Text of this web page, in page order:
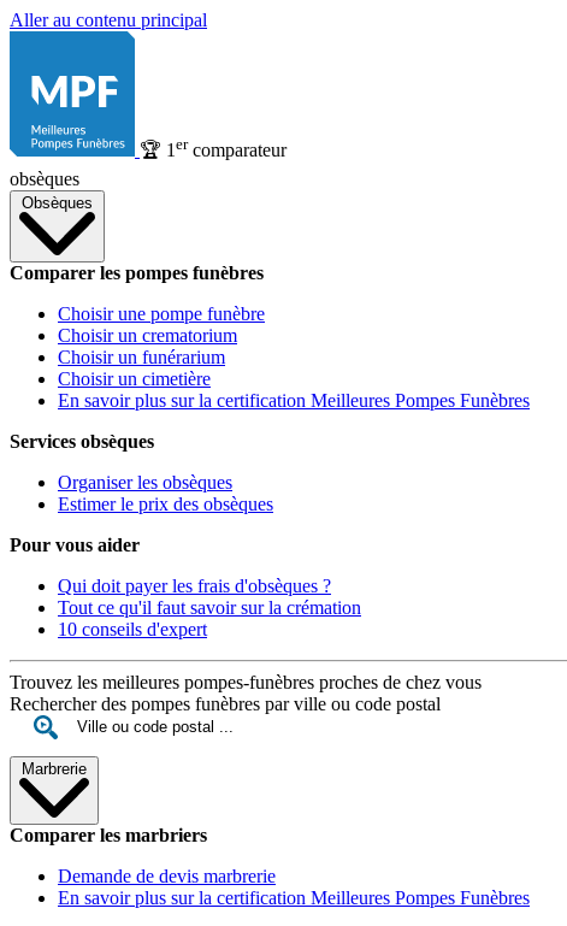
Aller au contenu principal
🏆 1 ercomparateur
obsèques
Obsèques
Comparer les pompes funèbres
Choisir une pompe funèbre
Choisir un crematorium
Choisir un funérarium
Choisir un cimetière
En savoir plus sur la certification Meilleures Pompes Funèbres
Services obsèques
Organiser les obsèques
Estimer le prix des obsèques
Pour vous aider
Qui doit payer les frais d'obsèques ?
Tout ce qu'il faut savoir sur la crémation
10 conseils d'expert
Trouvez les meilleures pompes-funèbres proches de chez vous
Rechercher des pompes funèbres par ville ou code postal
Marbrerie
Comparer les marbriers
Demande de devis marbrerie
En savoir plus sur la certification Meilleures Pompes Funèbres